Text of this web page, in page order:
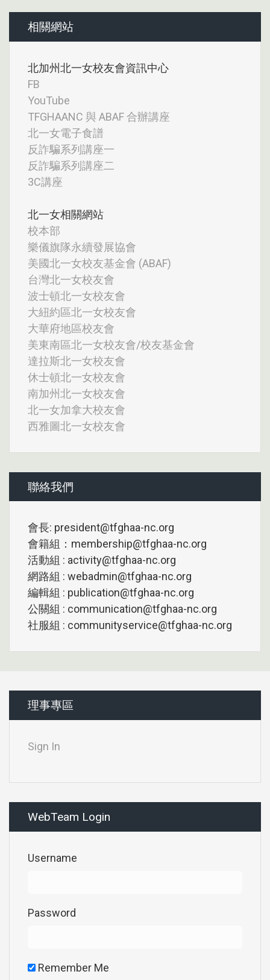
相關網站
北加州北一女校友會資訊中心
FB
YouTube
TFGHAANC 與 ABAF 合辦講座
北一女電子食譜
反詐騙系列講座一
反詐騙系列講座二
3C講座
北一女相關網站
校本部
樂儀旗隊永續發展協會
美國北一女校友基金會 (ABAF)
台灣北一女校友會
波士頓北一女校友會
大紐約區北一女校友會
大華府地區校友會
美東南區北一女校友會/校友基金會
達拉斯北一女校友會
休士頓北一女校友會
南加州北一女校友會
北一女加拿大校友會
西雅圖北一女校友會
聯絡我們
會長: president@tfghaa-nc.org
會籍組：membership@tfghaa-nc.org
活動組 : activity@tfghaa-nc.org
網路組 : webadmin@tfghaa-nc.org
編輯組 : publication@tfghaa-nc.org
公關組 : communication@tfghaa-nc.org
社服組 : communityservice@tfghaa-nc.org
理事專區
Sign In
WebTeam Login
Username
Password
Remember Me